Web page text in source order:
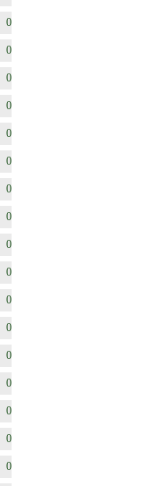
0
0
0
0
0
0
0
0
0
0
0
0
0
0
0
0
0